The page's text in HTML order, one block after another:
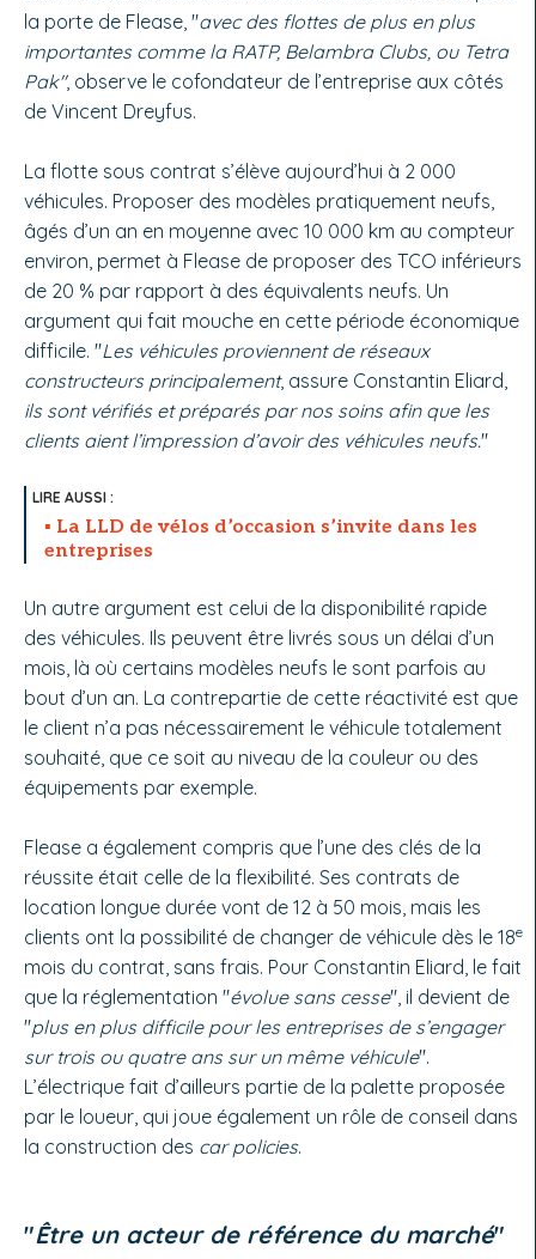
la porte de Flease, "avec des flottes de plus en plus
importantes comme la RATP, Belambra Clubs, ou Tetra
Pak", observe le cofondateur de l’entreprise aux côtés
de Vincent Dreyfus.
La flotte sous contrat s’élève aujourd’hui à 2 000
véhicules. Proposer des modèles pratiquement neufs,
âgés d’un an en moyenne avec 10 000 km au compteur
environ, permet à Flease de proposer des TCO inférieurs
de 20 % par rapport à des équivalents neufs. Un
argument qui fait mouche en cette période économique
difficile. "Les véhicules proviennent de réseaux
constructeurs principalement, assure Constantin Eliard,
ils sont vérifiés et préparés par nos soins afin que les
clients aient l’impression d’avoir des véhicules neufs."
La LLD de vélos d’occasion s’invite dans les
entreprises
Un autre argument est celui de la disponibilité rapide
des véhicules. Ils peuvent être livrés sous un délai d’un
mois, là où certains modèles neufs le sont parfois au
bout d’un an. La contrepartie de cette réactivité est que
le client n’a pas nécessairement le véhicule totalement
souhaité, que ce soit au niveau de la couleur ou des
équipements par exemple.
Flease a également compris que l’une des clés de la
réussite était celle de la flexibilité. Ses contrats de
location longue durée vont de 12 à 50 mois, mais les
clients ont la possibilité de changer de véhicule dès le 18e
mois du contrat, sans frais. Pour Constantin Eliard, le fait
que la réglementation "évolue sans cesse", il devient de
"plus en plus difficile pour les entreprises de s’engager
sur trois ou quatre ans sur un même véhicule".
L’électrique fait d’ailleurs partie de la palette proposée
par le loueur, qui joue également un rôle de conseil dans
la construction des car policies.
"Être un acteur de référence du marché"